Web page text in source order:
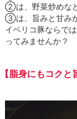
②は、野菜炒めな
③は、旨みと甘み
イベリコ豚ならで
ってみませんか？
【脂身にもコクと